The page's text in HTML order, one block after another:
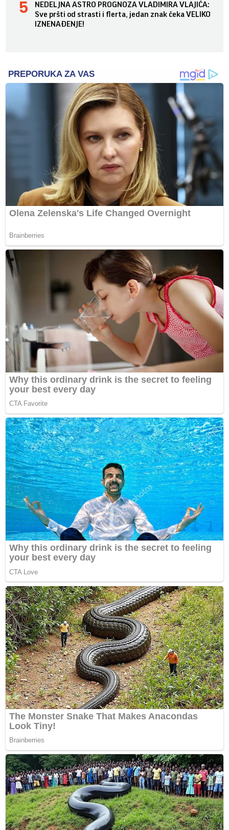
NEDELJNA ASTRO PROGNOZA VLADIMIRA VLAJIĆA:
Sve pršti od strasti i flerta, jedan znak čeka VELIKO
IZNENAĐENJE!